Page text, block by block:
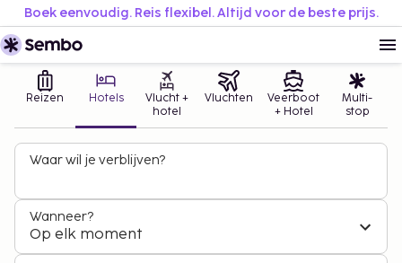
Boek eenvoudig. Reis flexibel. Altijd voor de beste prijs.
Reizen Hotels
Vlucht +
hotel
Vluchten
Veerboot
+ Hotel
Multi-
stop
Waar wil je verblijven?
Wanneer?
Op elk moment